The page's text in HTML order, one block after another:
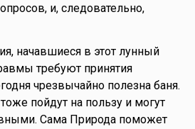
и, следовательно,
начавшиеся в этот лунный
требуют принятия
чрезвычайно полезна баня.
пойдут на пользу и могут
Сама Природа поможет